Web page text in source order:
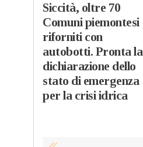
Siccità, oltre 70
Comuni piemontesi
riforniti con
autobotti. Pronta la
dichiarazione dello
stato di emergenza
per la crisi idrica